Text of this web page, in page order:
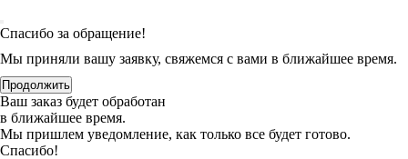
Спасибо за обращение!
Мы приняли вашу заявку, свяжемся с вами в ближайшее время.
Продолжить
Ваш заказ будет обработан
в ближайшее время.
Мы пришлем уведомление, как только все будет готово.
Спасибо!